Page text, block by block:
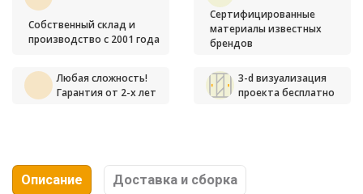
Собственный склад и
производство с 2001 года
Сертифицированные
материалы известных
брендов
Любая сложность!
Гарантия от 2-х лет
3-d визуализация
проекта бесплатно
Описание Доставка и сборка